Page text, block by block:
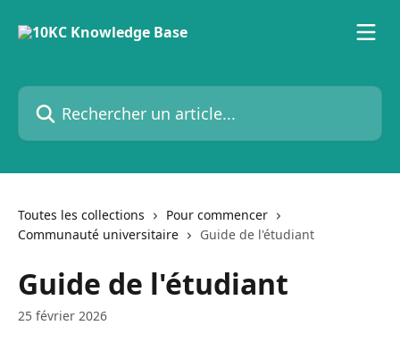
Rechercher un article...
Toutes les collections
Pour commencer
Communauté universitaire
Guide de l'étudiant
Guide de l'étudiant
25 février 2026